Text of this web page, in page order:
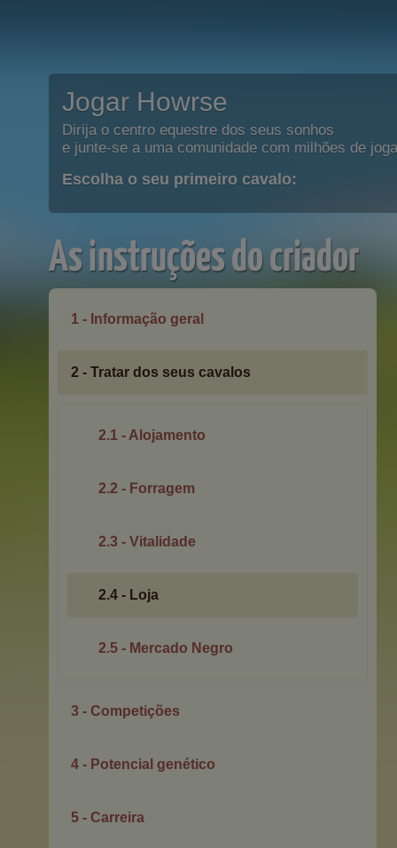
Jogar Howrse
Dirija o centro equestre dos seus sonhos
e junte-se a uma comunidade com milhões de
Escolha o seu primeiro cavalo:
As instruções do criador
1 - Informação geral
2 - Tratar dos seus cavalos
2.1 - Alojamento
2.2 - Forragem
2.3 - Vitalidade
2.4 - Loja
2.5 - Mercado Negro
3 - Competições
4 - Potencial genético
5 - Carreira